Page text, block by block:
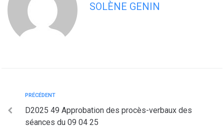
SOLÈNE GENIN
PRÉCÉDENT
D2025 49 Approbation des procès-verbaux des
séances du 09 04 25